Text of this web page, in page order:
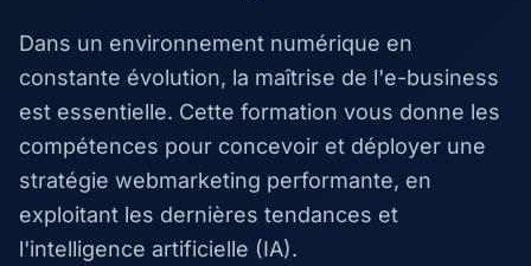
Dans un environnement numérique en
constante évolution, la maîtrise de l'e-business
est essentielle. Cette formation vous donne les
compétences pour concevoir et déployer une
stratégie webmarketing performante, en
exploitant les dernières tendances et
l'intelligence artificielle (IA).